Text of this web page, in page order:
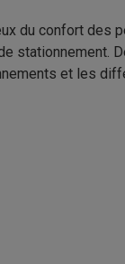
du confort des
stationnement.
et les